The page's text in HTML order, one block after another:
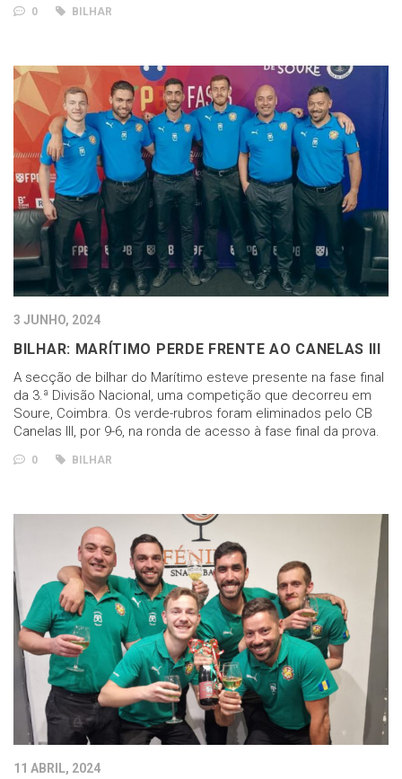
0 BILHAR
3 JUNHO, 2024
BILHAR: MARÍTIMO PERDE FRENTE AO CANELAS III
A secção de bilhar do Marítimo esteve presente na fase final
da 3.ª Divisão Nacional, uma competição que decorreu em
Soure, Coimbra. Os verde-rubros foram eliminados pelo CB
Canelas III, por 9-6, na ronda de acesso à fase final da prova.
0 BILHAR
11 ABRIL, 2024